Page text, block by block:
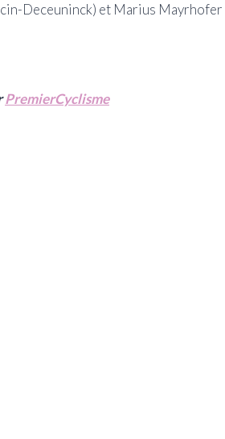
Deceuninck) et Marius
PremierCyclisme